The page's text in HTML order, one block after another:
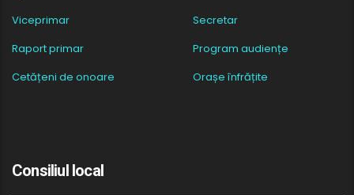
Viceprimar
Secretar
Raport primar
Program audiențe
Cetățeni de onoare
Orașe înfrățite
Consiliul local